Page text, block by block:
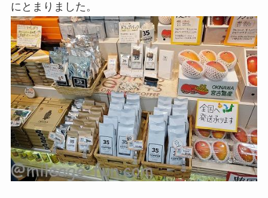
にとまりました。